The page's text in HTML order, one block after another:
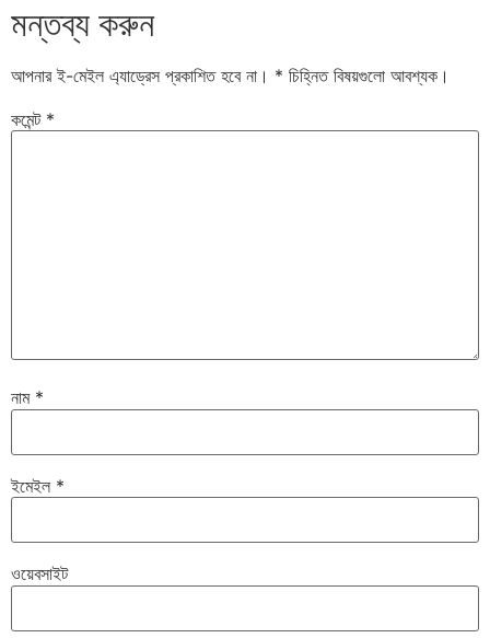
মন্তব্য করুন
আপনার ই-মেইল এ্যাড্রেস প্রকাশিত হবে না। * চিহ্নিত বিষয়গুলো আবশ্যক।
কমেন্ট *
নাম *
ইমেইল *
ওয়েবসাইট